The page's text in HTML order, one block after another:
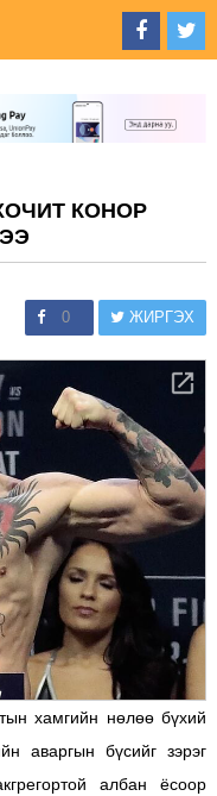
КОНОР
0 ЖИРГЭХ
хамгийн нөлөө бүхий
аваргын бүсийг зэрэг
албан ёсоор